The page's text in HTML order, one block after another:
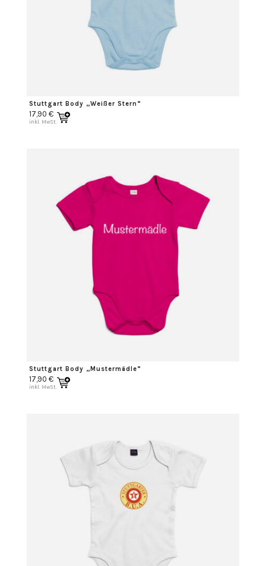
Stuttgart Body „Weißer Stern“
17,90 €
inkl. MwSt.
Stuttgart Body „Mustermädle“
17,90 €
inkl. MwSt.